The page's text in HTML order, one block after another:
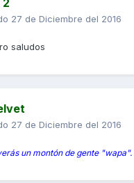
2
27 de Diciembre del 2016
saludos
27 de Diciembre del 2016
un montón de gente "wapa".